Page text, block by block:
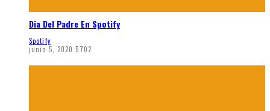
Dia Del Padre En Spotify
Spotify
junio 5, 2020 5702